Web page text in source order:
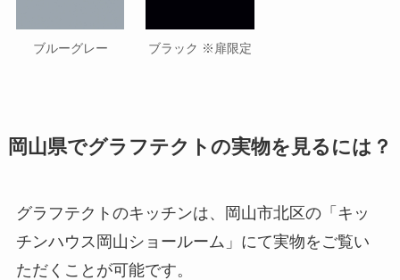
ブルーグレー ブラック ※扉限定
岡山県でグラフテクトの実物を見るには？
グラフテクトのキッチンは、岡山市北区の「キッ
チンハウス岡山ショールーム」にて実物をご覧い
ただくことが可能です。